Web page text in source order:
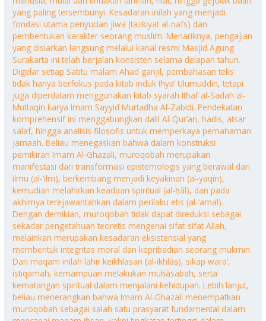
yang paling tersembunyi. Kesadaran inilah yang menjadi
fondasi utama penyucian jiwa (tazkiyat al-nafs) dan
pembentukan karakter seorang muslim. Menariknya, pengajian
yang disiarkan langsung melalui kanal resmi Masjid Agung
Surakarta ini telah berjalan konsisten selama delapan tahun.
Digelar setiap Sabtu malam Ahad ganjil, pembahasan teks
tidak hanya berfokus pada kitab induk Ihya’ Ulumuddin, tetapi
juga diperdalam menggunakan kitab syarah Ithaf al-Sadah al-
Muttaqin karya Imam Sayyid Murtadha Al-Zabidi. Pendekatan
komprehensif ini menggabungkan dalil Al-Qur’an, hadis, atsar
salaf, hingga analisis filosofis untuk memperkaya pemahaman
jamaah. Beliau menegaskan bahwa dalam konstruksi
pemikiran Imam Al-Ghazali, muroqobah merupakan
manifestasi dari transformasi epistemologis yang berawal dari
ilmu (al-‘ilm), berkembang menjadi keyakinan (al-yaqīn),
kemudian melahirkan keadaan spiritual (al-ḥāl), dan pada
akhirnya terejawantahkan dalam perilaku etis (al-‘amal).
Dengan demikian, muroqobah tidak dapat direduksi sebagai
sekadar pengetahuan teoretis mengenai sifat-sifat Allah,
melainkan merupakan kesadaran eksistensial yang
membentuk integritas moral dan kepribadian seorang mukmin.
Dari maqam inilah lahir keikhlasan (al-ikhlāṣ), sikap wara’,
istiqamah, kemampuan melakukan muḥāsabah, serta
kematangan spiritual dalam menjalani kehidupan. Lebih lanjut,
beliau menerangkan bahwa Imam Al-Ghazali menempatkan
muroqobah sebagai salah satu prasyarat fundamental dalam